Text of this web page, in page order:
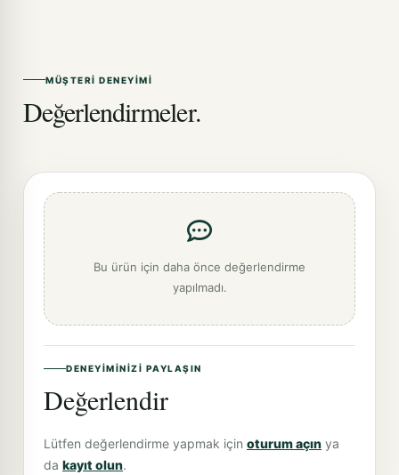
MÜŞTERI DENEYIMI
Değerlendirmeler.
Bu ürün için daha önce değerlendirme
yapılmadı.
DENEYIMINIZI PAYLAŞIN
Değerlendir
Lütfen değerlendirme yapmak için oturum açın ya
da kayıt olun.